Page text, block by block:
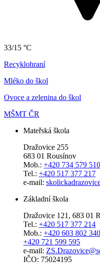
33/15 °C
Recyklohraní
Mléko do škol
Ovoce a zelenina do škol
MŠMT ČR
Mateřská škola
Dražovice 255
683 01 Rousínov
Mob.: +420 734 579 510
Tel.: +420 517 377 217
e-mail:
Základní škola
Dražovice 121, 683 01
Tel.: +420 517 377 214
Mob.: +420 603 802 340
+420 721 599 595
e-mail:
IČO: 75024195